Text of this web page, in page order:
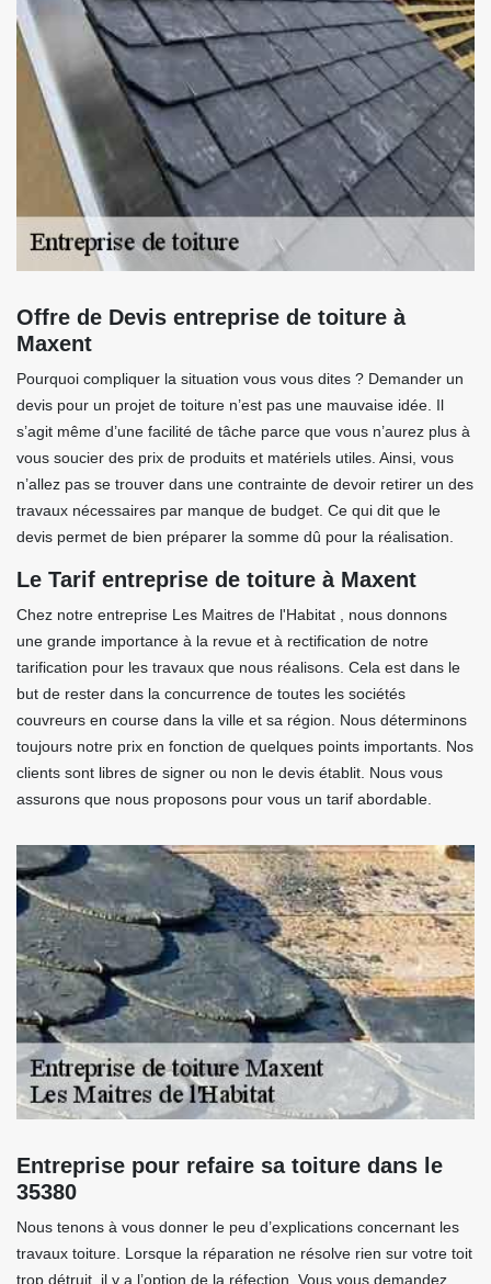
Offre de Devis entreprise de toiture à
Maxent
Pourquoi compliquer la situation vous vous dites ? Demander un
devis pour un projet de toiture n’est pas une mauvaise idée. Il
s’agit même d’une facilité de tâche parce que vous n’aurez plus à
vous soucier des prix de produits et matériels utiles. Ainsi, vous
n’allez pas se trouver dans une contrainte de devoir retirer un des
travaux nécessaires par manque de budget. Ce qui dit que le
devis permet de bien préparer la somme dû pour la réalisation.
Le Tarif entreprise de toiture à Maxent
Chez notre entreprise Les Maitres de l'Habitat , nous donnons
une grande importance à la revue et à rectification de notre
tarification pour les travaux que nous réalisons. Cela est dans le
but de rester dans la concurrence de toutes les sociétés
couvreurs en course dans la ville et sa région. Nous déterminons
toujours notre prix en fonction de quelques points importants. Nos
clients sont libres de signer ou non le devis établit. Nous vous
assurons que nous proposons pour vous un tarif abordable.
Entreprise pour refaire sa toiture dans le
35380
Nous tenons à vous donner le peu d’explications concernant les
travaux toiture. Lorsque la réparation ne résolve rien sur votre toit
trop détruit, il y a l’option de la réfection. Vous vous demandez,